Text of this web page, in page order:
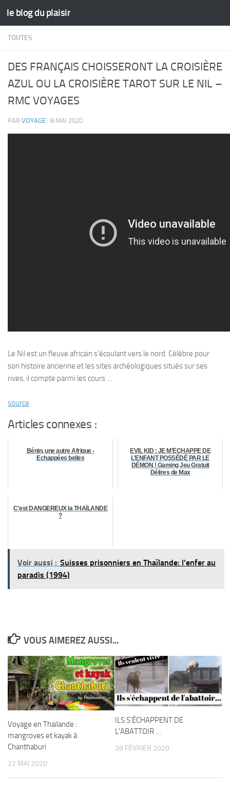
Skip to content
le blog du plaisir
TOUTES
DES FRANÇAIS CHOISSERONT LA CROISIÈRE
AZUL OU LA CROISIÈRE TAROT SUR LE NIL –
RMC VOYAGES
PAR VOYAGE · 8 MAI 2020
Le Nil est un fleuve africain s’écoulant vers le nord. Célèbre pour
son histoire ancienne et les sites archéologiques situés sur ses
rives, il compte parmi les cours …
source
Articles connexes :
Bénin, une autre Afrique -
Echappées belles
EVIL KID : JE M’ÉCHAPPE DE
L’ENFANT POSSÉDÉ PAR LE
DÉMON ! Gaming Jeu Gratuit
Délires de Max
C'est DANGEREUX la THAÏLANDE
?
Voir aussi : Suisses prisonniers en Thaïlande: l'enfer au
paradis (1994)
VOUS AIMEREZ AUSSI...
Voyage en Thaïlande :
mangroves et kayak à
Chanthaburi
22 MAI 2020
ILS S'ÉCHAPPENT DE
L'ABATTOIR …
28 FÉVRIER 2020